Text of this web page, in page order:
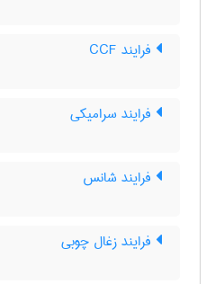
فرایند CCF
فرایند سرامیکی
فرایند شانس
فرایند زغال چوبی